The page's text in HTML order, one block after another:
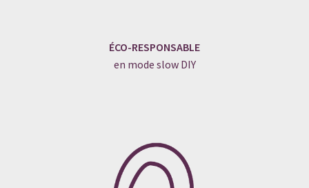
ÉCO-RESPONSABLE
en mode slow DIY